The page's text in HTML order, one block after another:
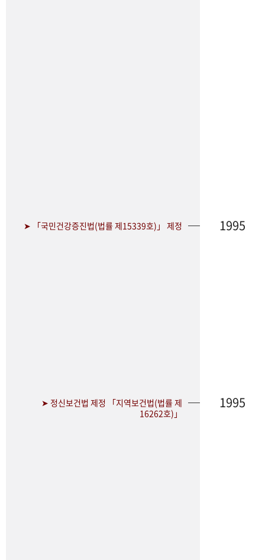
➤ 「국민건강증진법(법률 제15339호)」 제정 1995
➤ 정신보건법 제정 「지역보건법(법률 제
16262호)」
1995